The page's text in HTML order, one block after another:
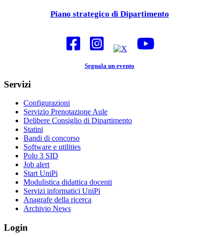
Piano strategico di Dipartimento
Segnala un evento
Servizi
Configurazioni
Servizio Prenotazione Aule
Delibere Consiglio di Dipartimento
Statini
Bandi di concorso
Software e utilities
Polo 3 SID
Job alert
Start UniPi
Modulistica didattica docenti
Servizi informatici UniPi
Anagrafe della ricerca
Archivio News
Login